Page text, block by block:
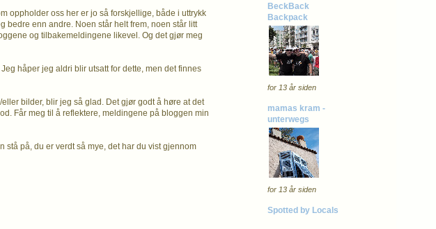
oppholder oss her er jo så forskjellige, både i uttrykk
bedre enn andre. Noen står helt frem, noen står litt
og tilbakemeldingene likevel. Og det gjør meg
håper jeg aldri blir utsatt for dette, men det finnes
bilder, blir jeg så glad. Det gjør godt å høre at det
Får meg til å reflektere, meldingene på bloggen min
stå på, du er verdt så mye, det har du vist gjennom
BeckBack
Backpack
for 13 år siden
mamas kram -
unterwegs
for 13 år siden
Spotted by Locals